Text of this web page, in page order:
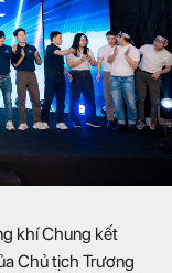
khí Chung kết
Chủ tịch Trương